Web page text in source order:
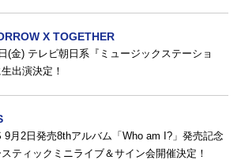
X TOGETHER
(金) テレビ朝日系『ミュージックステーショ
出演決定！
9月2日発売8thアルバム「Who am I?」発売記念
ティックミニライブ＆サイン会開催決定！